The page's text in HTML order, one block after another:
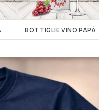
BOTTIGLIE VINO PAPÀ